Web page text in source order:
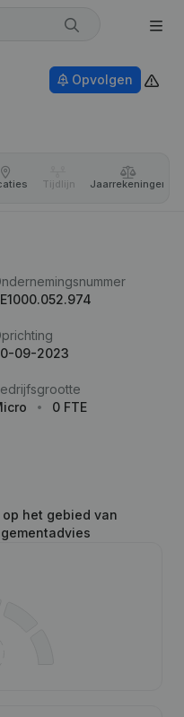
Opvolgen
Tijdlijn Jaar­rekeningen
09-2023
0 FTE
het gebied van